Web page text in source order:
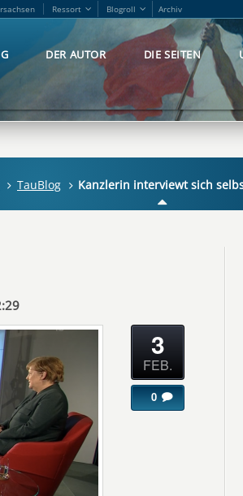
Ressort Blogroll Archiv
DER AUTOR DIE SEITEN
TauBlog Kanzlerin interviewt sich
3
FEB.
0
Ressort Blogroll Archiv
DER AUTOR DIE SEITEN